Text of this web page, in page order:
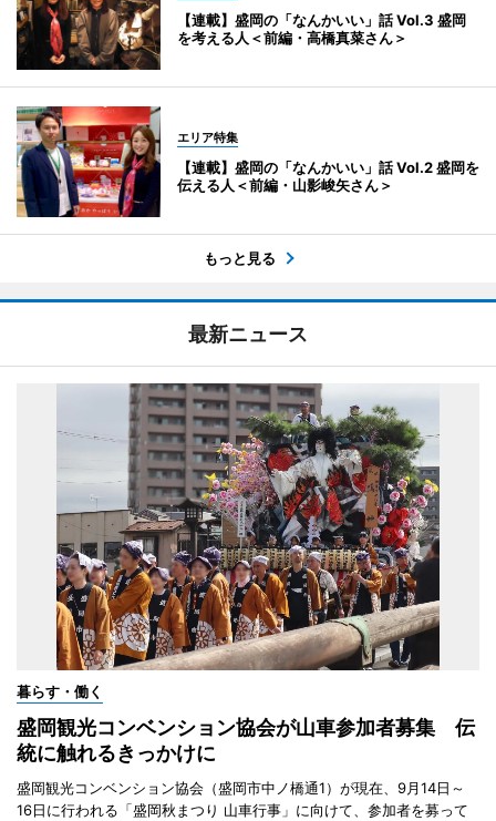
【連載】盛岡の「なんかいい」話 Vol.3 盛岡
を考える人＜前編・高橋真菜さん＞
エリア特集
【連載】盛岡の「なんかいい」話 Vol.2 盛岡を
伝える人＜前編・山影峻矢さん＞
もっと見る
最新ニュース
暮らす・働く
盛岡観光コンベンション協会が山車参加者募集 伝
統に触れるきっかけに
盛岡観光コンベンション協会（盛岡市中ノ橋通1）が現在、9月14日～
16日に行われる「盛岡秋まつり 山車行事」に向けて、参加者を募って